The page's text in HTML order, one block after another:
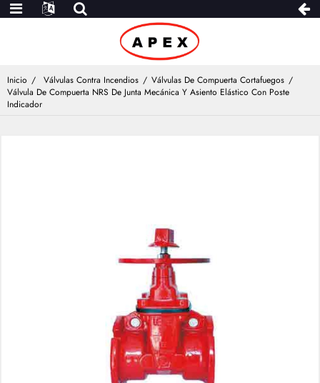
Inicio Válvulas Contra Incendios
Válvulas De Compuerta Cortafuegos
Válvula De Compuerta NRS De Junta Mecánica Y Asiento Elástico Con Poste
Indicador